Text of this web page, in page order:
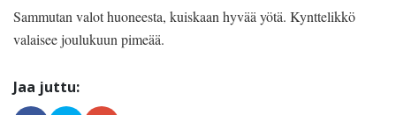
Sammutan valot huoneesta, kuiskaan hyvää yötä. Kynttelikkö
valaisee joulukuun pimeää.